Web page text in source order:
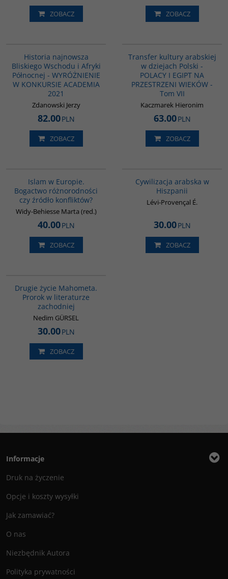
ZOBACZ ZOBACZ
Historia najnowsza
Bliskiego Wschodu i Afryki
Północnej - WYRÓŻNIENIE
W KONKURSIE ACADEMIA
2021
Zdanowski Jerzy
82.00PLN
ZOBACZ
Transfer kultury arabskiej
w dziejach Polski -
POLACY I EGIPT NA
PRZESTRZENI WIEKÓW -
Tom VII
Kaczmarek Hieronim
63.00PLN
ZOBACZ
Islam w Europie.
Bogactwo różnorodności
czy źródło konfliktów?
Widy-Behiesse Marta (red.)
40.00PLN
ZOBACZ
Cywilizacja arabska w
Hiszpanii
Lévi-Provençal É.
30.00PLN
ZOBACZ
Drugie życie Mahometa.
Prorok w literaturze
zachodniej
Nedim GÜRSEL
30.00PLN
ZOBACZ
Informacje
Druk na życzenie
Opcje i koszty wysyłki
Jak zamawiać?
O nas
Niezbędnik Autora
Polityka prywatności